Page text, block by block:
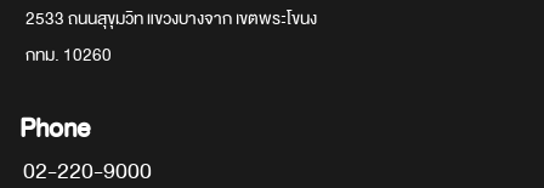
2533 ถนนสุขุมวิท แขวงบางจาก เขตพระโขนง
กทม. 10260
Phone
02-220-9000